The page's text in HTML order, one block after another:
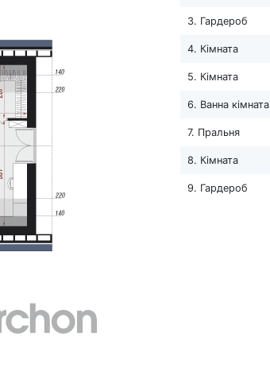
3. Гардероб
4. Кімната
5. Кімната
6. Ванна кімната
7. Пральня
8. Кімната
9. Гардероб